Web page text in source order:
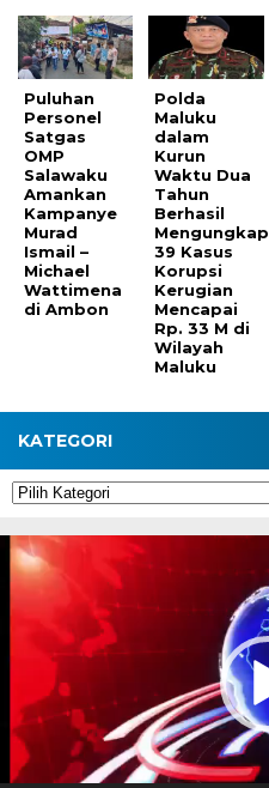
Puluhan
Personel
Satgas
OMP
Salawaku
Amankan
Kampanye
Murad
Ismail –
Michael
Wattimena
di Ambon
Polda
Maluku
dalam
Kurun
Waktu Dua
Tahun
Berhasil
Mengungkap
39 Kasus
Korupsi
Kerugian
Mencapai
Rp. 33 M di
Wilayah
Maluku
KATEGORI
Kategori
Pemutar
Video